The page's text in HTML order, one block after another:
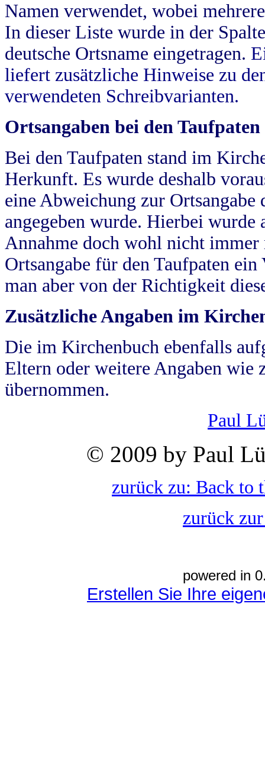
Namen verwendet, wobei
In dieser Liste wurde in der
deutsche Ortsname eingetragen.
liefert zusätzliche Hinweise zu
verwendeten Schreibvarianten.
Ortsangaben bei den Taufpaten
Bei den Taufpaten stand im
Herkunft. Es wurde deshalb
eine Abweichung zur
angegeben wurde. Hierbei wurde
Annahme doch wohl nicht
Ortsangabe für den Taufpaten
man aber von der Richtigkeit
Zusätzliche Angaben im
Die im Kirchenbuch ebenfalls
Eltern oder weitere Angaben wie
übernommen.
Paul
© 2009 by Paul
zurück zu: Back to
zurück
powered in
Erstellen Sie Ihre